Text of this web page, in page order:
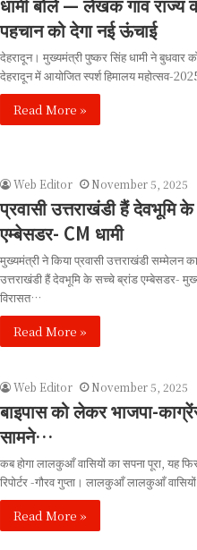
पहचान को देगा नई ऊंचाई
देहरादून। मुख्यमंत्री पुष्कर सिंह धामी ने बुधवार
देहरादून में आयोजित स्पर्श हिमालय महोत्सव-
Read More »
Web Editor November 5, 2025
प्रवासी उत्तराखंडी हैं देवभूमि
एम्बेसडर- CM धामी
मुख्यमंत्री ने किया प्रवासी उत्तराखंडी सम्मेलन
उत्तराखंडी हैं देवभूमि के सच्चे ब्रांड एम्बेसडर-
विरासत…
Read More »
Web Editor November 5, 2025
बाइपास को लेकर भाजपा-
सामने…
कब होगा लालकुआँ वासियों का सपना पूरा, यह फिर
रिपोर्टर -गौरव गुप्ता। लालकुआँ लालकुआँ
Read More »